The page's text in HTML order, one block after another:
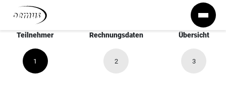
Zum Inhalt springen
Teilnehmer
1
Rechnungsdaten
2
Übersicht
3